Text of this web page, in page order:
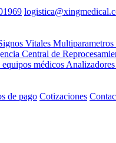
Vitales Multiparametros
Central de
médicos Analizadores
de pago Cotizaciones